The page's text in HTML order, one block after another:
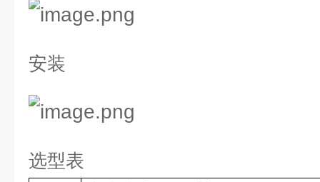
安装
选型表